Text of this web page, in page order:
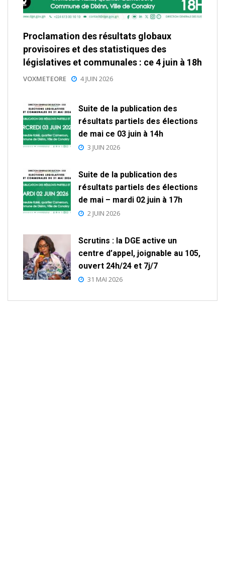
Proclamation des résultats globaux
provisoires et des statistiques des
législatives et communales : ce 4 juin à 18h
VOXMETEORE 4 JUIN 2026
Suite de la publication des
résultats partiels des élections
de mai ce 03 juin à 14h
3 JUIN 2026
Suite de la publication des
résultats partiels des élections
de mai – mardi 02 juin à 17h
2 JUIN 2026
Scrutins : la DGE active un
centre d’appel, joignable au 105,
ouvert 24h/24 et 7j/7
31 MAI 2026